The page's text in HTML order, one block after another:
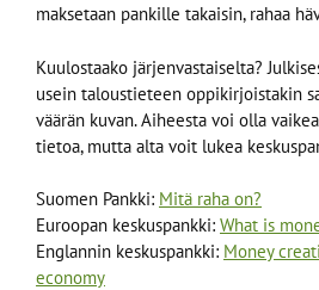
maksetaan pankille takaisin, rahaa
Kuulostaako järjenvastaiselta?
usein taloustieteen oppikirjoistakin
väärän kuvan. Aiheesta voi olla
tietoa, mutta alta voit lukea
Suomen Pankki: Mitä raha on?
Euroopan keskuspankki: What is
Englannin keskuspankki: Money
economy